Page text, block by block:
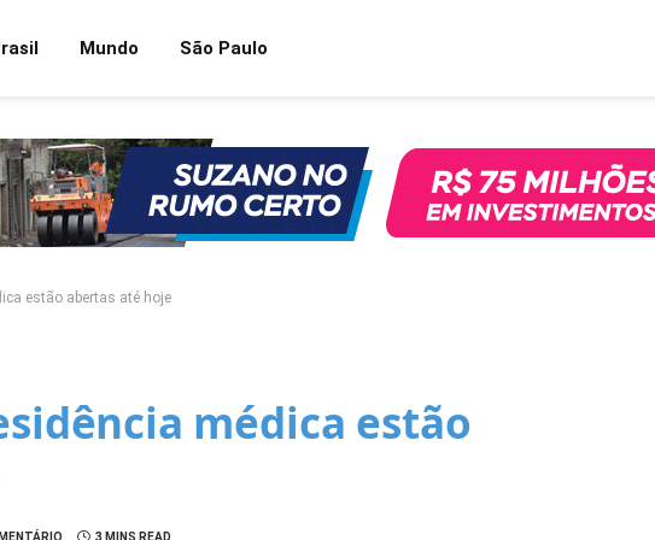
Mundo São Paulo
estão abertas até hoje
médica estão
3 MINS READ